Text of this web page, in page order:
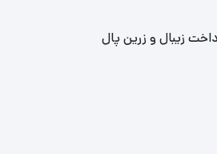
زیبال و زرین پال